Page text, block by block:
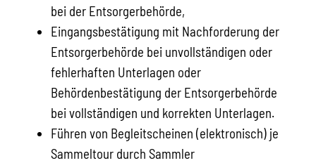
bei der Entsorgerbehörde,
Eingangsbestätigung mit Nachforderung der
Entsorgerbehörde bei unvollständigen oder
fehlerhaften Unterlagen oder
Behördenbestätigung der Entsorgerbehörde
bei vollständigen und korrekten Unterlagen.
Führen von Begleitscheinen (elektronisch) je
Sammeltour durch Sammler